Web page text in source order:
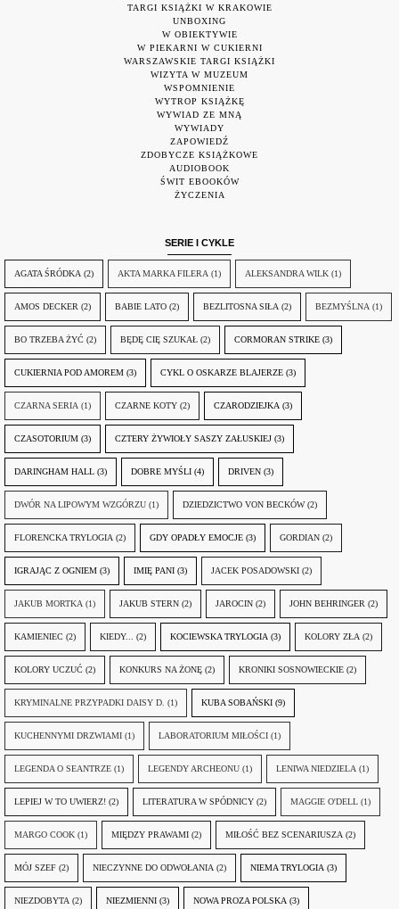
TARGI KSIĄŻKI W KRAKOWIE
UNBOXING
W OBIEKTYWIE
W PIEKARNI W CUKIERNI
WARSZAWSKIE TARGI KSIĄŻKI
WIZYTA W MUZEUM
WSPOMNIENIE
WYTROP KSIĄŻKĘ
WYWIAD ZE MNĄ
WYWIADY
ZAPOWIEDŹ
ZDOBYCZE KSIĄŻKOWE
AUDIOBOOK
ŚWIT EBOOKÓW
ŻYCZENIA
SERIE I CYKLE
AGATA ŚRÓDKA (2) AKTA MARKA FILERA (1) ALEKSANDRA WILK (1)
AMOS DECKER (2) BABIE LATO (2) BEZLITOSNA SIŁA (2) BEZMYŚLNA (1)
BO TRZEBA ŻYĆ (2) BĘDĘ CIĘ SZUKAŁ (2) CORMORAN STRIKE (3)
CUKIERNIA POD AMOREM (3) CYKL O OSKARZE BLAJERZE (3)
CZARNA SERIA (1) CZARNE KOTY (2) CZARODZIEJKA (3)
CZASOTORIUM (3) CZTERY ŻYWIOŁY SASZY ZAŁUSKIEJ (3)
DARINGHAM HALL (3) DOBRE MYŚLI (4) DRIVEN (3)
DWÓR NA LIPOWYM WZGÓRZU (1) DZIEDZICTWO VON BECKÓW (2)
FLORENCKA TRYLOGIA (2) GDY OPADŁY EMOCJE (3) GORDIAN (2)
IGRAJĄC Z OGNIEM (3) IMIĘ PANI (3) JACEK POSADOWSKI (2)
JAKUB MORTKA (1) JAKUB STERN (2) JAROCIN (2) JOHN BEHRINGER (2)
KAMIENIEC (2) KIEDY... (2) KOCIEWSKA TRYLOGIA (3) KOLORY ZŁA (2)
KOLORY UCZUĆ (2) KONKURS NA ŻONĘ (2) KRONIKI SOSNOWIECKIE (2)
KRYMINALNE PRZYPADKI DAISY D. (1) KUBA SOBAŃSKI (9)
KUCHENNYMI DRZWIAMI (1) LABORATORIUM MIŁOŚCI (1)
LEGENDA O SEANTRZE (1) LEGENDY ARCHEONU (1) LENIWA NIEDZIELA (1)
LEPIEJ W TO UWIERZ! (2) LITERATURA W SPÓDNICY (2) MAGGIE O'DELL (1)
MARGO COOK (1) MIĘDZY PRAWAMI (2) MIŁOŚĆ BEZ SCENARIUSZA (2)
MÓJ SZEF (2) NIECZYNNE DO ODWOŁANIA (2) NIEMA TRYLOGIA (3)
NIEZDOBYTA (2) NIEZMIENNI (3) NOWA PROZA POLSKA (3)